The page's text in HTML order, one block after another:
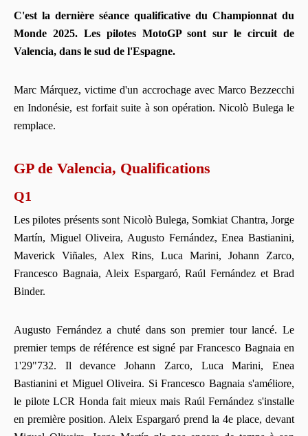
C'est la dernière séance qualificative du Championnat du
Monde 2025. Les pilotes MotoGP sont sur le circuit de
Valencia, dans le sud de l'Espagne.
Marc Márquez, victime d'un accrochage avec Marco Bezzecchi
en Indonésie, est forfait suite à son opération. Nicolò Bulega le
remplace.
GP de Valencia, Qualifications
Q1
Les pilotes présents sont Nicolò Bulega, Somkiat Chantra, Jorge
Martín, Miguel Oliveira, Augusto Fernández, Enea Bastianini,
Maverick Viñales, Alex Rins, Luca Marini, Johann Zarco,
Francesco Bagnaia, Aleix Espargaró, Raúl Fernández et Brad
Binder.
Augusto Fernández a chuté dans son premier tour lancé. Le
premier temps de référence est signé par Francesco Bagnaia en
1'29"732. Il devance Johann Zarco, Luca Marini, Enea
Bastianini et Miguel Oliveira. Si Francesco Bagnaia s'améliore,
le pilote LCR Honda fait mieux mais Raúl Fernández s'installe
en première position. Aleix Espargaró prend la 4e place, devant